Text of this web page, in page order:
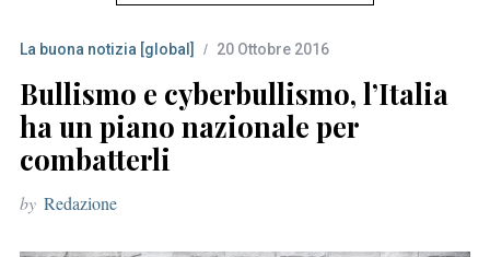
r
c
h
f
o
r
La buona notizia [global] 20 Ottobre 2016
Bullismo e cyberbullismo, l’Italia
ha un piano nazionale per
combatterli
by Redazione